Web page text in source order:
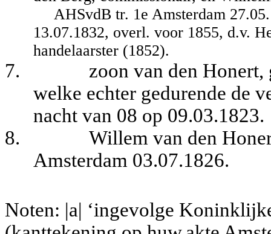
AHSvdB tr. 1e Amsterdam
13.07.1832, overl. voor 1855, d.v.
handelaarster (1852).
7.
zoon van den Honert,
welke echter gedurende de
nacht van 08 op 09.03.1823.
8.
Willem van den
Amsterdam 03.07.1826.
Noten: |a| ‘ingevolge